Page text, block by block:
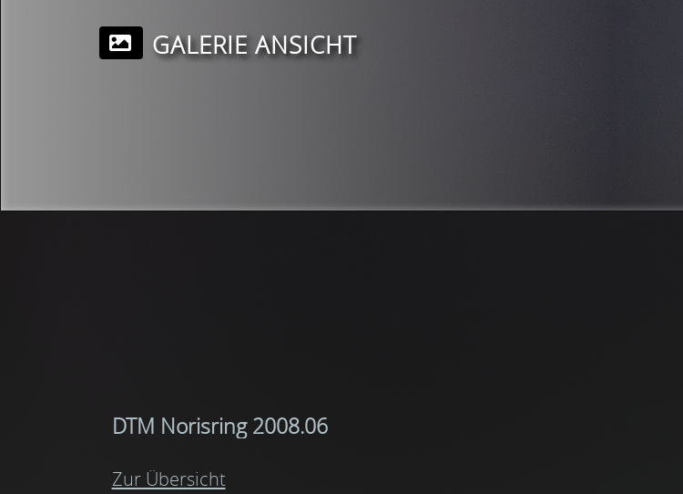
GALERIE ANSICHT
DTM Norisring 2008.06
Zur Übersicht